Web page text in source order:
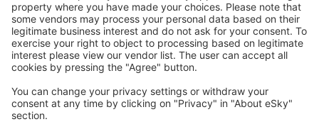
Wählen Sie aus über 1,3 Millionen Unterkünften: Hotels,
Hütten, Apartments und andere.
Hotels in Tschechien - Beliebte Städte